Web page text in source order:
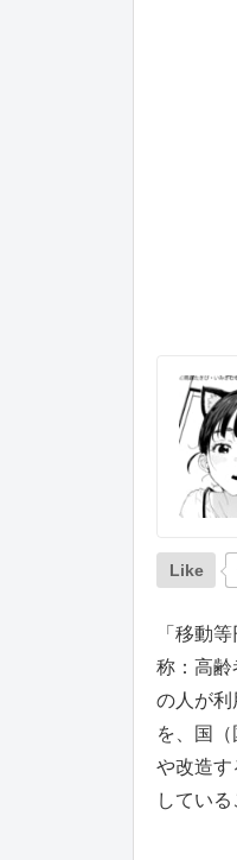
Like
「移動
称：高齢
の人が利
を、国
や改造す
してい